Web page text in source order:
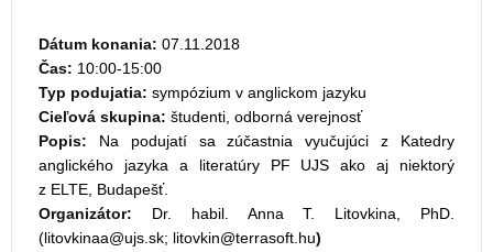
Dátum konania: 07.11.2018
Čas: 10:00-15:00
Typ podujatia: sympózium v anglickom jazyku
Cieľová skupina: študenti, odborná verejnosť
Popis: Na podujatí sa zúčastnia vyučujúci z Katedry
anglického jazyka a literatúry PF UJS ako aj niektorý
z ELTE, Budapešť.
Organizátor: Dr. habil. Anna T. Litovkina, PhD.
(
;
)